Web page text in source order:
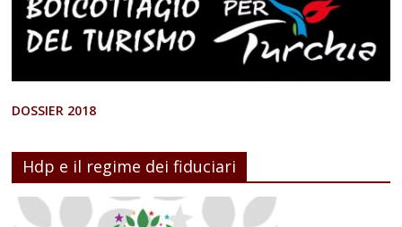
DOSSIER 2018
Hdp e il regime dei fiduciari